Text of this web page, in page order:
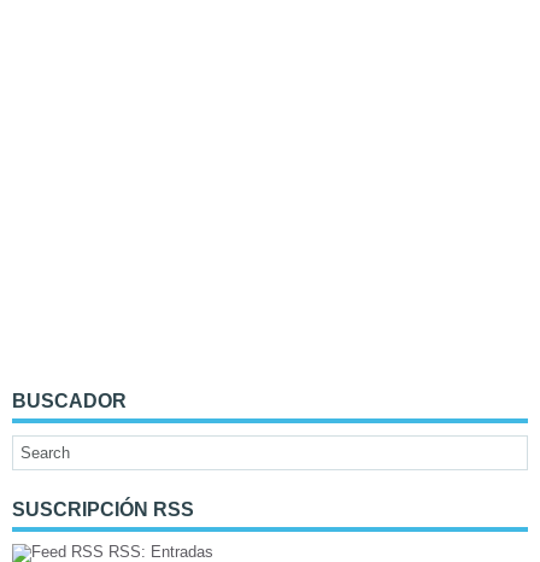
BUSCADOR
SUSCRIPCIÓN RSS
RSS: Entradas